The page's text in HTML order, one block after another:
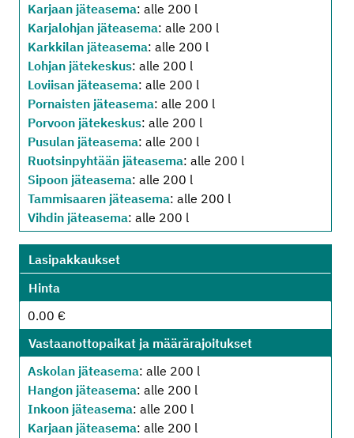
Karjaan jäteasema: alle 200 l
Karjalohjan jäteasema: alle 200 l
Karkkilan jäteasema: alle 200 l
Lohjan jätekeskus: alle 200 l
Loviisan jäteasema: alle 200 l
Pornaisten jäteasema: alle 200 l
Porvoon jätekeskus: alle 200 l
Pusulan jäteasema: alle 200 l
Ruotsinpyhtään jäteasema: alle 200 l
Sipoon jäteasema: alle 200 l
Tammisaaren jäteasema: alle 200 l
Vihdin jäteasema: alle 200 l
Lasipakkaukset
Hinta
0.00 €
Vastaanottopaikat ja määrärajoitukset
Askolan jäteasema: alle 200 l
Hangon jäteasema: alle 200 l
Inkoon jäteasema: alle 200 l
Karjaan jäteasema: alle 200 l